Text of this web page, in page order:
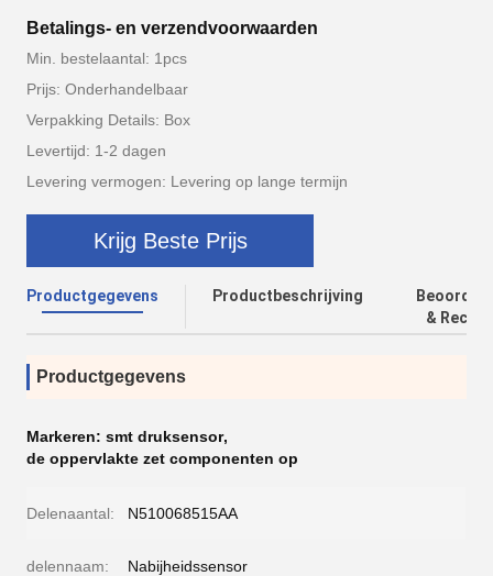
Betalings- en verzendvoorwaarden
Min. bestelaantal: 1pcs
Prijs: Onderhandelbaar
Verpakking Details: Box
Levertijd: 1-2 dagen
Levering vermogen: Levering op lange termijn
Krijg Beste Prijs
Productgegevens Productbeschrijving
&
Productgegevens
Markeren: smt druksensor,
de oppervlakte zet componenten op
Delenaantal: N510068515AA
delennaam: Nabijheidssensor